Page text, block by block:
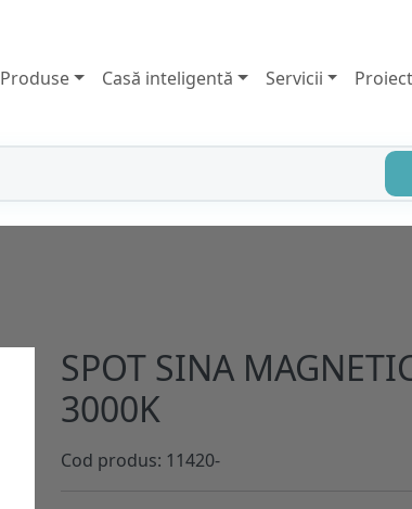
Produse Casă inteligentă Servicii
SPOT SINA
3000K
Cod produs: 11420-